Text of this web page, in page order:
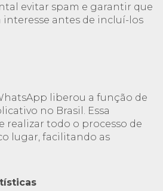
evitar spam e garantir que
antes de incluí-los
liberou a função de
no Brasil. Essa
realizar todo o processo de
lugar, facilitando as